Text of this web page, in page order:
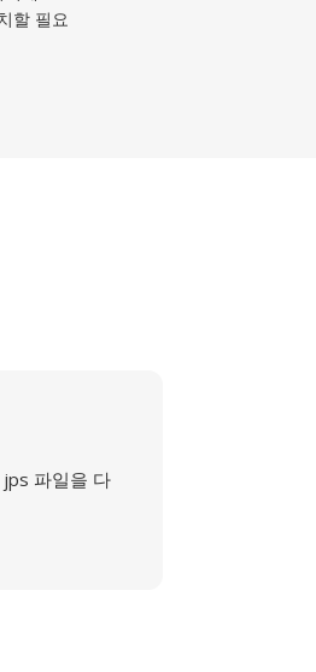
할 필요
파일을 다